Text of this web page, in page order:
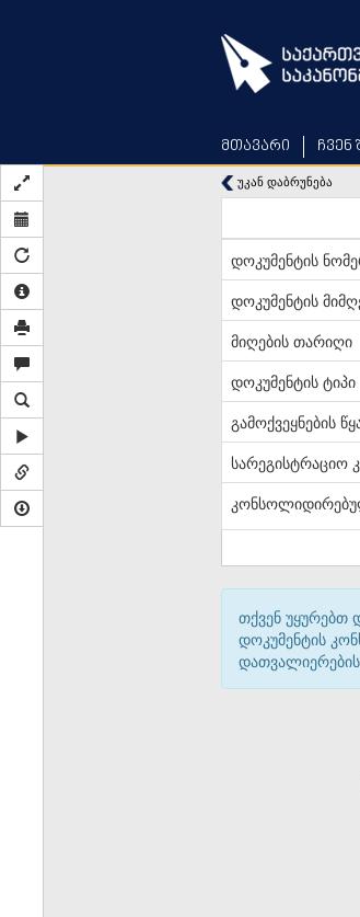
მთავარი ჩვენ
უკან დაბრუნება
დოკუმენტის
დოკუმენტის
მიღების თარიღი
დოკუმენტის ტიპი
გამოქვეყნების
სარეგისტრაციო
თქვენ უყურებთ
დოკუმენტის